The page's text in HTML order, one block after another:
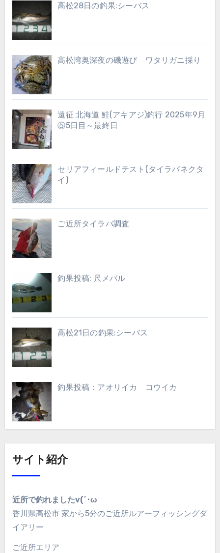
高松28日の釣果:シーバス
高松湾奥深夜の磯遊び ワタリガニ採り
遠征 北海道 鮭(アキアジ)釣行 2025年9月
⑤5日目～最終日
セリアフィールドテスト(タイラバネクタ
イ)
ご近所タイラバ調査
釣果投稿: 尺メバル
高松21日の釣果:シーバス
釣果投稿：アオリイカ コウイカ
サイト紹介
近所で釣れましたv(´･ω
香川県高松市 家から5分のご近所ルアーフィッシングダ
イアリー
ご近所エリア